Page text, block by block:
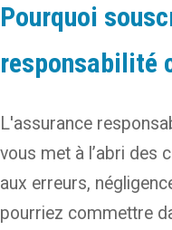
Pourquoi
responsabilité
L'assurance
vous met à l’abri des
aux erreurs,
pourriez commettre